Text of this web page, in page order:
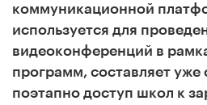
коммуникационной
используется для
видеоконференций в
программ, составляет уже
поэтапно доступ школ к